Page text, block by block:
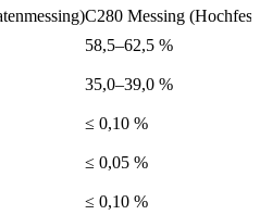
C280 Messing
58,5–62,5 %
35,0–39,0 %
≤ 0,10 %
≤ 0,05 %
≤ 0,10 %